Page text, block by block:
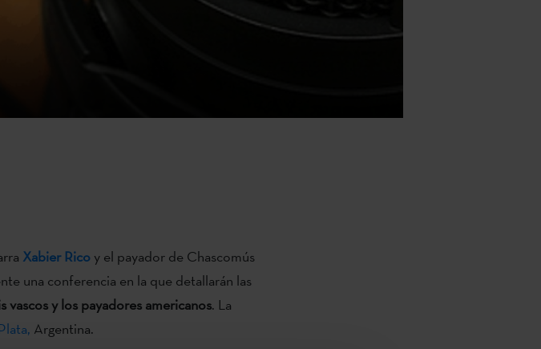
Xabier Ricoy el payador de Chascomús
una conferencia en la que detallarán las
y los payadores americanos. La
Argentina.